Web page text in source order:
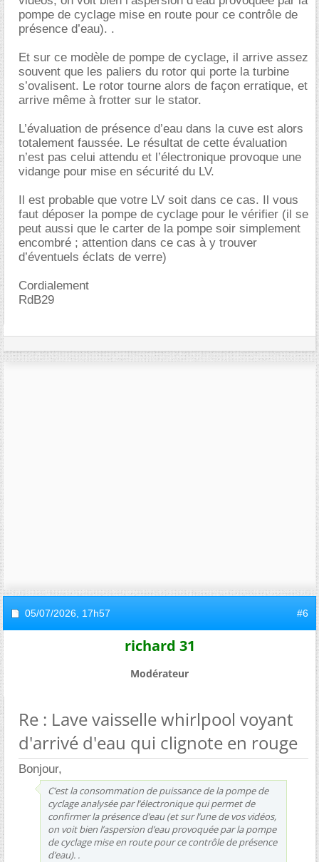
pompe de cyclage mise en route pour ce contrôle de
présence d’eau). .
Et sur ce modèle de pompe de cyclage, il arrive assez
souvent que les paliers du rotor qui porte la turbine
s’ovalisent. Le rotor tourne alors de façon erratique, et
arrive même à frotter sur le stator.
L’évaluation de présence d’eau dans la cuve est alors
totalement faussée. Le résultat de cette évaluation
n’est pas celui attendu et l’électronique provoque une
vidange pour mise en sécurité du LV.
Il est probable que votre LV soit dans ce cas. Il vous
faut déposer la pompe de cyclage pour le vérifier (il se
peut aussi que le carter de la pompe soir simplement
encombré ; attention dans ce cas à y trouver
d’éventuels éclats de verre)
Cordialement
RdB29
05/07/2026, 17h57 #6
richard 31
Modérateur
Re : Lave vaisselle whirlpool voyant
d'arrivé d'eau qui clignote en rouge
Bonjour,
C’est la consommation de puissance de la pompe de
cyclage analysée par l’électronique qui permet de
confirmer la présence d’eau (et sur l’une de vos vidéos,
on voit bien l’aspersion d’eau provoquée par la pompe
de cyclage mise en route pour ce contrôle de présence
d’eau). .